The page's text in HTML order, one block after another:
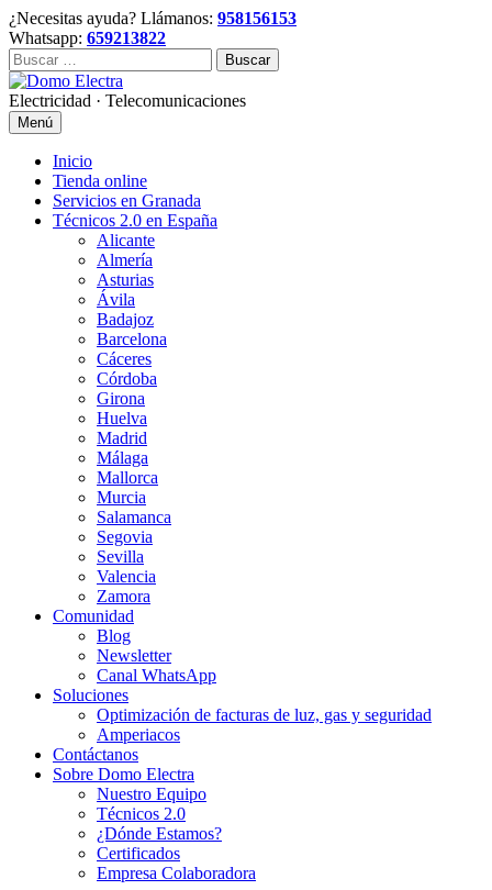
Skip
to
content
¿Necesitas ayuda? Llámanos: 958156153
Whatsapp: 659213822
Buscar:
Electricidad · Telecomunicaciones
Menú
Inicio
Tienda online
Servicios en Granada
Técnicos 2.0 en España
Alicante
Almería
Asturias
Ávila
Badajoz
Barcelona
Cáceres
Córdoba
Girona
Huelva
Madrid
Málaga
Mallorca
Murcia
Salamanca
Segovia
Sevilla
Valencia
Zamora
Comunidad
Blog
Newsletter
Canal WhatsApp
Soluciones
Optimización de facturas de luz, gas y seguridad
Amperiacos
Contáctanos
Sobre Domo Electra
Nuestro Equipo
Técnicos 2.0
¿Dónde Estamos?
Certificados
Empresa Colaboradora